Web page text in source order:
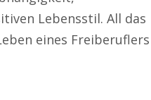
Lebensstil. All das
eines Freiberuflers